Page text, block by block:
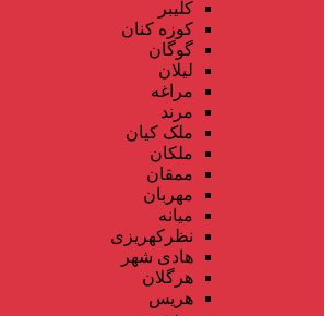
کلیبر
کوزه کنان
گوگان
لیلان
مراغه
مرند
ملک کیان
ملکان
ممقان
مهربان
میانه
نظرکهریزی
هادی شهر
هرگلان
هریس